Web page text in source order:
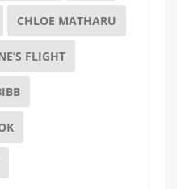
CHLOE MATHARU
FLIGHT